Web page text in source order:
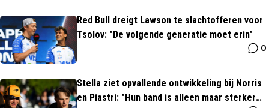
Red Bull dreigt Lawson te slachtofferen voor
Tsolov: "De volgende generatie moet erin"
0
Stella ziet opvallende ontwikkeling bij Norris
en Piastri: "Hun band is alleen maar sterker